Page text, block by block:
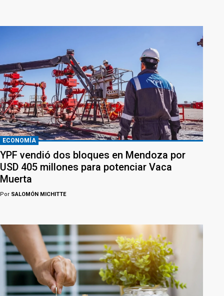
ECONOMÍA
YPF vendió dos bloques en Mendoza por
USD 405 millones para potenciar Vaca
Muerta
Por SALOMÓN MICHITTE